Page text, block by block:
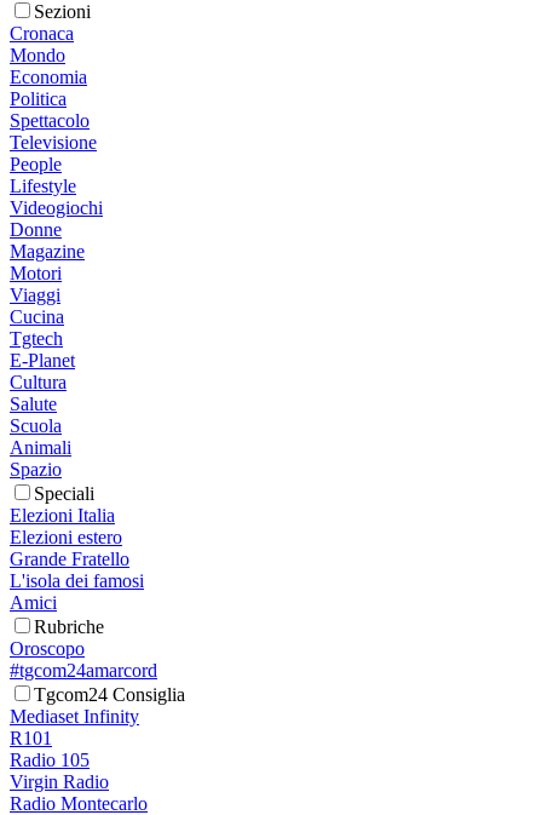
Sezioni
Cronaca
Mondo
Economia
Politica
Spettacolo
Televisione
People
Lifestyle
Videogiochi
Donne
Magazine
Motori
Viaggi
Cucina
Tgtech
E-Planet
Cultura
Salute
Scuola
Animali
Spazio
Speciali
Elezioni Italia
Elezioni estero
Grande Fratello
L'isola dei famosi
Amici
Rubriche
Oroscopo
#tgcom24amarcord
Tgcom24 Consiglia
Mediaset Infinity
R101
Radio 105
Virgin Radio
Radio Montecarlo